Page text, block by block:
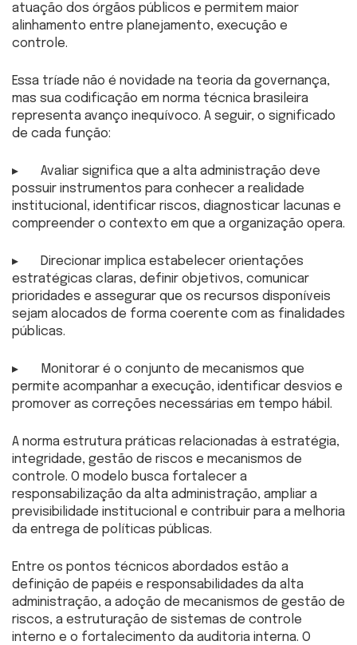
atuação dos órgãos públicos e permitem maior
alinhamento entre planejamento, execução e
controle.
Essa tríade não é novidade na teoria da governança,
mas sua codificação em norma técnica brasileira
representa avanço inequívoco. A seguir, o significado
de cada função:
▸ Avaliar significa que a alta administração deve
possuir instrumentos para conhecer a realidade
institucional, identificar riscos, diagnosticar lacunas e
compreender o contexto em que a organização opera.
▸ Direcionar implica estabelecer orientações
estratégicas claras, definir objetivos, comunicar
prioridades e assegurar que os recursos disponíveis
sejam alocados de forma coerente com as finalidades
públicas.
▸ Monitorar é o conjunto de mecanismos que
permite acompanhar a execução, identificar desvios e
promover as correções necessárias em tempo hábil.
A norma estrutura práticas relacionadas à estratégia,
integridade, gestão de riscos e mecanismos de
controle. O modelo busca fortalecer a
responsabilização da alta administração, ampliar a
previsibilidade institucional e contribuir para a melhoria
da entrega de políticas públicas.
Entre os pontos técnicos abordados estão a
definição de papéis e responsabilidades da alta
administração, a adoção de mecanismos de gestão de
riscos, a estruturação de sistemas de controle
interno e o fortalecimento da auditoria interna. O